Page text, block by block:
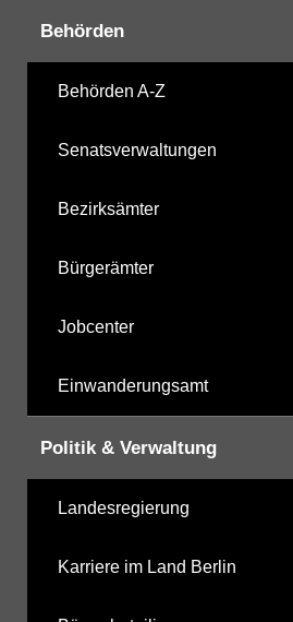
Behörden
Behörden A-Z
Senatsverwaltungen
Bezirksämter
Bürgerämter
Jobcenter
Einwanderungsamt
Politik & Verwaltung
Landesregierung
Karriere im Land Berlin